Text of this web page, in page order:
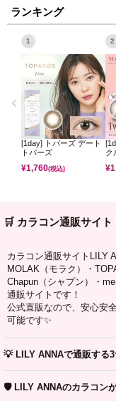
ランキング
1
[1day] トパーズ デート
トパーズ
¥1,760(税込)
2
ク
¥
🛒 カラコン通販サイ
カラコン通販サイトLILY
MOLAK（モラク）・
Chapun（シャプン）・
通販サイトです！
公式直販なので、安心安
可能です✨
💡 LILY ANNAで通販する
🛡️ LILY ANNAのカラコン